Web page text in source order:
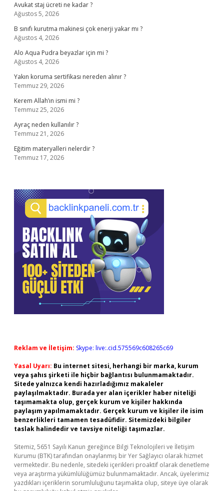
Avukat staj ücreti ne kadar ?
Ağustos 5, 2026
B sınıfı kurutma makinesi çok enerji yakar mı ?
Ağustos 4, 2026
Alo Aqua Pudra beyazlar için mi ?
Ağustos 4, 2026
Yakın koruma sertifikası nereden alınır ?
Temmuz 29, 2026
Kerem Allah’ın ismi mi ?
Temmuz 25, 2026
Ayraç neden kullanılır ?
Temmuz 21, 2026
Eğitim materyalleri nelerdir ?
Temmuz 17, 2026
Reklam ve İletişim: Skype: live:.cid.575569c608265c69
Yasal Uyarı: Bu internet sitesi, herhangi bir marka, kurum
veya şahıs şirketi ile hiçbir bağlantısı bulunmamaktadır.
Sitede yalnızca kendi hazırladığımız makaleler
paylaşılmaktadır. Burada yer alan içerikler haber niteliği
taşımamakta olup, gerçek kurum ve kişiler hakkında
paylaşım yapılmamaktadır. Gerçek kurum ve kişiler ile isim
benzerlikleri tamamen tesadüfidir. Sitemizdeki bilgiler
taslak halindedir ve tavsiye niteliği taşımazlar.
Sitemiz, 5651 Sayılı Kanun gereğince Bilgi Teknolojileri ve İletişim
Kurumu (BTK) tarafından onaylanmış bir Yer Sağlayıcı olarak hizmet
vermektedir. Bu nedenle, sitedeki içerikleri proaktif olarak denetleme
veya araştırma yükümlülüğümüz bulunmamaktadır. Ancak, üyelerimiz
yazdıkları içeriklerin sorumluluğunu taşımakta olup, siteye üye olarak